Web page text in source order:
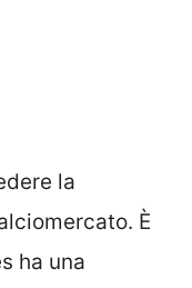
la
È
ha una